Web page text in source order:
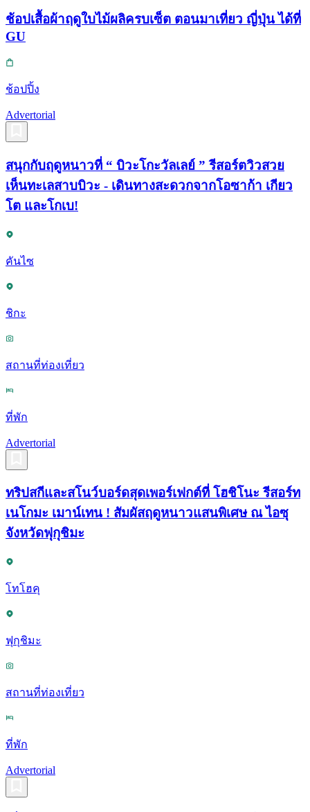
ช้อปเสื้อผ้าฤดูใบไม้ผลิครบเซ็ต ตอนมาเที่ยว ญี่ปุ่น ได้ที่
GU
ช้อปปิ้ง
Advertorial
สนุกกับฤดูหนาวที่ “ บิวะโกะวัลเลย์ ” รีสอร์ตวิวสวย
เห็นทะเลสาบบิวะ - เดินทางสะดวกจากโอซาก้า เกียว
โต และโกเบ!
คันไซ
ชิกะ
สถานที่ท่องเที่ยว
ที่พัก
Advertorial
ทริปสกีและสโนว์บอร์ดสุดเพอร์เฟกต์ที่ โฮชิโนะ รีสอร์ท
เนโกมะ เมาน์เทน ! สัมผัสฤดูหนาวแสนพิเศษ ณ ไอซุ
จังหวัดฟุกุชิมะ
โทโฮคุ
ฟุกุชิมะ
สถานที่ท่องเที่ยว
ที่พัก
Advertorial